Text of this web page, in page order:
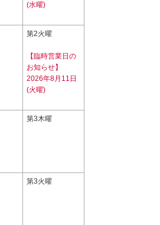
(水曜)
第2火曜
【臨時営業日の
お知らせ】
2026年8月11日
(火曜)
第3木曜
第3火曜